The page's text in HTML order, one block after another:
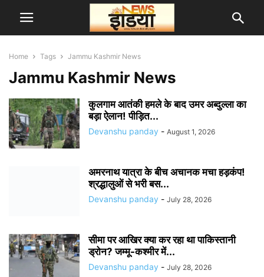
Home Tags Jammu Kashmir News
Jammu Kashmir News
कुलगाम आतंकी हमले के बाद उमर अब्दुल्ला का
बड़ा ऐलान! पीड़ित...
Devanshu panday - August 1, 2026
अमरनाथ यात्रा के बीच अचानक मचा हड़कंप!
श्रद्धालुओं से भरी बस...
Devanshu panday - July 28, 2026
सीमा पर आखिर क्या कर रहा था पाकिस्तानी
ड्रोन? जम्मू-कश्मीर में...
Devanshu panday - July 28, 2026